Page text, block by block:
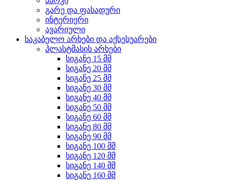
გარე და ფასადური
ინტერიერი
ავარიული
საკაბელო არხები და აქსესუარები
პლასტმასის არხები
სიგანე 15 მმ
სიგანე 20 მმ
სიგანე 25 მმ
სიგანე 30 მმ
სიგანე 40 მმ
სიგანე 50 მმ
სიგანე 60 მმ
სიგანე 80 მმ
სიგანე 90 მმ
სიგანე 100 მმ
სიგანე 120 მმ
სიგანე 140 მმ
სიგანე 160 მმ